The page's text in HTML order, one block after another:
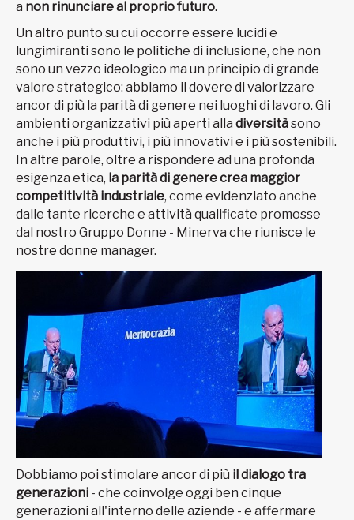
a non rinunciare al proprio futuro.
Un altro punto su cui occorre essere lucidi e
lungimiranti sono le politiche di inclusione, che non
sono un vezzo ideologico ma un principio di grande
valore strategico: abbiamo il dovere di valorizzare
ancor di più la parità di genere nei luoghi di lavoro. Gli
ambienti organizzativi più aperti alla diversitàsono
anche i più produttivi, i più innovativi e i più sostenibili.
In altre parole, oltre a rispondere ad una profonda
esigenza etica, la parità di genere crea maggior
competitività industriale, come evidenziato anche
dalle tante ricerche e attività qualificate promosse
dal nostro Gruppo Donne - Minerva che riunisce le
nostre donne manager.
Dobbiamo poi stimolare ancor di più il dialogo tra
generazioni - che coinvolge oggi ben cinque
generazioni all'interno delle aziende - e affermare